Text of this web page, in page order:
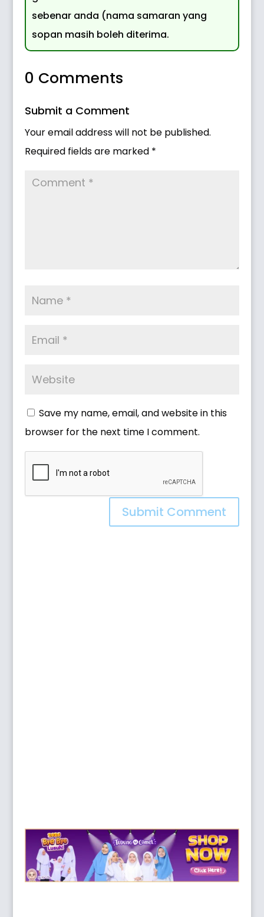
sebenar anda (nama samaran yang
sopan masih boleh diterima.
0 Comments
Submit a Comment
Your email address will not be published.
Required fields are marked *
Save my name, email, and website in this
browser for the next time I comment.
Submit Comment